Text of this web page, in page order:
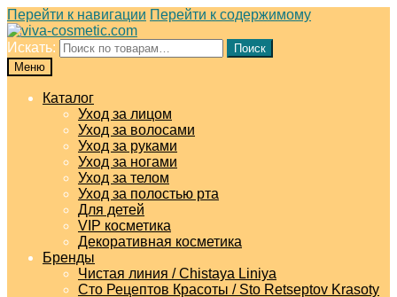
Перейти к навигации Перейти к содержимому
Искать:
Поиск
Меню
Каталог
Уход за лицом
Уход за волосами
Уход за руками
Уход за ногами
Уход за телом
Уход за полостью рта
Для детей
VIP косметика
Декоративная косметика
Бренды
Чистая линия / Chistaya Liniya
Сто Рецептов Красоты / Sto Retseptov Krasoty